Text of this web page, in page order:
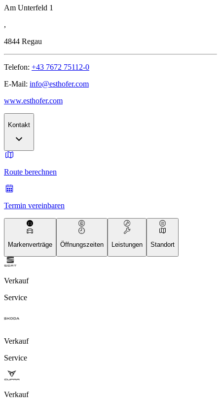
Am Unterfeld 1
,
4844 Regau
Telefon: +43 7672 75112-0
E-Mail: info@esthofer.com
www.esthofer.com
Kontakt
Route berechnen
Termin vereinbaren
Markenverträge Öffnungszeiten Leistungen Standort
Verkauf
Service
Verkauf
Service
Verkauf